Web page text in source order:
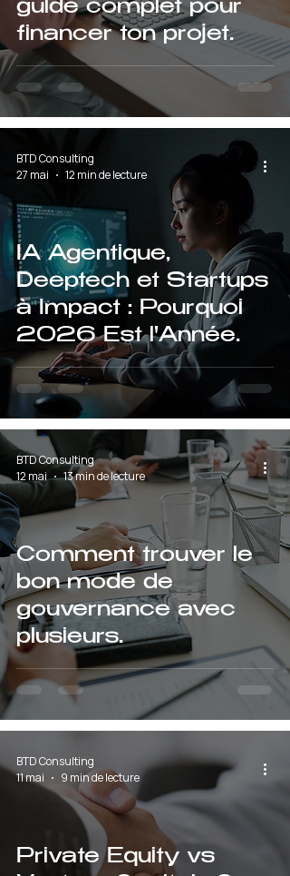
guide complet pour
financer ton projet
d'entreprise
IA Agentique,
Deeptech et Startups
à Impact : Pourquoi
2026 Est l'Année
Charnière de
l'Entrepreneuriat
Français
BTD Consulting
27 mai
12 min de lecture
Comment trouver le
bon mode de
gouvernance avec
plusieurs
cofondateurs
BTD Consulting
12 mai
13 min de lecture
Private Equity vs
BTD Consulting
11 mai
9 min de lecture